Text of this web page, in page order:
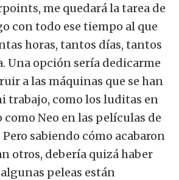
me quedará la tarea de
con todo ese tiempo al que
horas, tantos días, tantos
Una opción sería dedicarme
a las máquinas que se han
trabajo, como los luditas en
como Neo en las películas de
sabiendo cómo acabaron
otros, debería quizá haber
peleas están